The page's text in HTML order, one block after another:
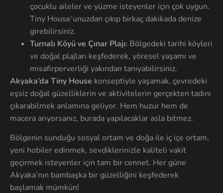
çocuklu aileler ve yüzme isteyenler için çok uygun.
Tiny House’unuzdan çıkıp birkaç dakikada denize
girebilirsiniz.
Turnalı Köyü ve Çınar Plajı: Bölgedeki tarihi köyleri
ve doğal plajları keşfederek, yöresel yaşamı ve
misafirperverliği yakından tanıyabilirsiniz.
Akyaka’da Tiny House konseptiyle yaşamak, çevredeki
eşsiz doğal güzelliklerin ve aktivitelerin gerçekten tadını
çıkarabilmek anlamına geliyor. Hem huzur hem de
macera arıyorsanız, burada yapılacaklar asla bitmez.
Bölgenin sunduğu sosyal ortam ve doğa ile iç içe ortam,
yeni hobiler edinmek, sevdiklerinizle kaliteli vakit
geçirmek isteyenler için tam bir cennet. Her güne
Akyaka’nın bambaşka bir güzelliğini keşfederek
başlamak mümkün!